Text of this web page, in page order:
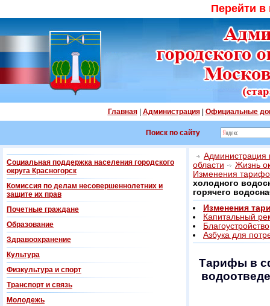
Перейти
Главная| Администрация| Официальные
Поиск по сайту
Социальная поддержка населения городского
округа Красногорск
Комиссия по делам несовершеннолетних и
защите их прав
Почетные граждане
Образование
Здравоохранение
Культура
Физкультура и спорт
Транспорт и связь
Молодежь
Администрация
области
Жизнь
Изменения
холодного
горячего
Изменения
Капитальный
Благоустройство
Азбука для
Тарифы в